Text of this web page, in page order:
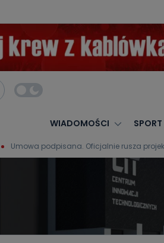
WIADOMOŚCI SPORT
Umowa podpisana. Oficjalnie rusza